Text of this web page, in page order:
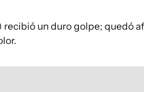
recibió un duro golpe; quedó